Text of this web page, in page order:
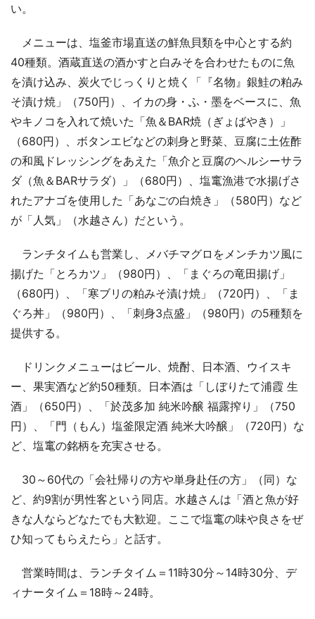
い。
メニューは、塩釜市場直送の鮮魚貝類を中心とする約
40種類。酒蔵直送の酒かすと白みそを合わせたものに魚
を漬け込み、炭火でじっくりと焼く「『名物』銀鮭の粕み
そ漬け焼」（750円）、イカの身・ふ・墨をベースに、魚
やキノコを入れて焼いた「魚＆BAR焼（ぎょばやき）」
（680円）、ボタンエビなどの刺身と野菜、豆腐に土佐酢
の和風ドレッシングをあえた「魚介と豆腐のヘルシーサラ
ダ（魚＆BARサラダ）」（680円）、塩竃漁港で水揚げさ
れたアナゴを使用した「あなごの白焼き」（580円）など
が「人気」（水越さん）だという。
ランチタイムも営業し、メバチマグロをメンチカツ風に
揚げた「とろカツ」（980円）、「まぐろの竜田揚げ」
（680円）、「寒ブリの粕みそ漬け焼」（720円）、「ま
ぐろ丼」（980円）、「刺身3点盛」（980円）の5種類を
提供する。
ドリンクメニューはビール、焼酎、日本酒、ウイスキ
ー、果実酒など約50種類。日本酒は「しぼりたて浦霞 生
酒」（650円）、「於茂多加 純米吟醸 福露搾り」（750
円）、「門（もん）塩釜限定酒 純米大吟醸」（720円）な
ど、塩竃の銘柄を充実させる。
30～60代の「会社帰りの方や単身赴任の方」（同）な
ど、約9割が男性客という同店。水越さんは「酒と魚が好
きな人ならどなたでも大歓迎。ここで塩竃の味や良さをぜ
ひ知ってもらえたら」と話す。
営業時間は、ランチタイム＝11時30分～14時30分、デ
ィナータイム＝18時～24時。